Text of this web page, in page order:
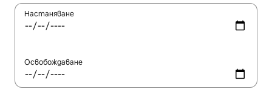
Настаняване
Освобождаване